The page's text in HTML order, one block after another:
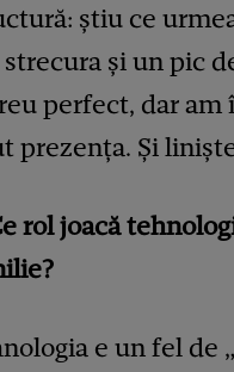
știu ce
și un pic
perfect, dar am
prezența. Și
rol joacă
e un fel de